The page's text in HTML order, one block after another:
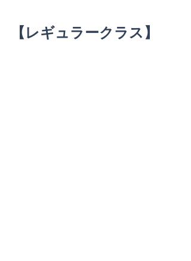
【レギュラークラス】